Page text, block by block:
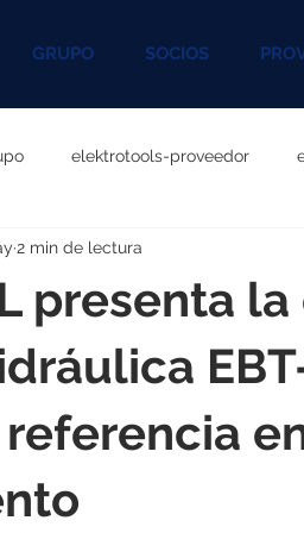
GRUPO SOCIOS
elektrotools-proveedor
P060000
P096000 elektrotools-
P046000 elektrotools-
presenta
2 min de lectura